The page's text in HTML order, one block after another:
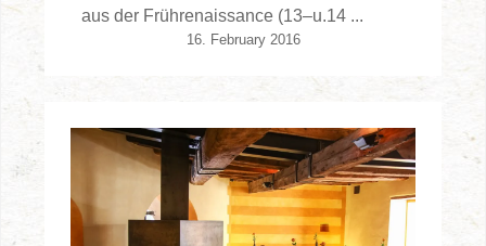
aus der Frührenaissance (13–u.14 ...
16. February 2016